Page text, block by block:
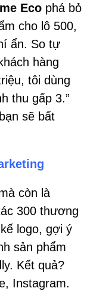
Eco phá bỏ
cho lô 500,
ẩn. So tự
hàng
tôi dùng
thu gấp 3.”
sẽ bất
còn là
300 thương
logo, gợi ý
sản phẩm
Kết quả?
Instagram.